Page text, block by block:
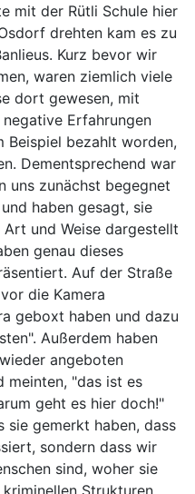
mit der Rütli Schule hier
drehten kam es zu
Kurz bevor wir
waren ziemlich viele
dort gewesen, mit
Erfahrungen
Beispiel bezahlt worden,
Dementsprechend war
uns zunächst begegnet
haben gesagt, sie
und Weise dargestellt
genau dieses
Auf der Straße
die Kamera
geboxt haben und dazu
Außerdem haben
angeboten
meinten, "das ist es
geht es hier doch!"
sie gemerkt haben, dass
sondern dass wir
sind, woher sie